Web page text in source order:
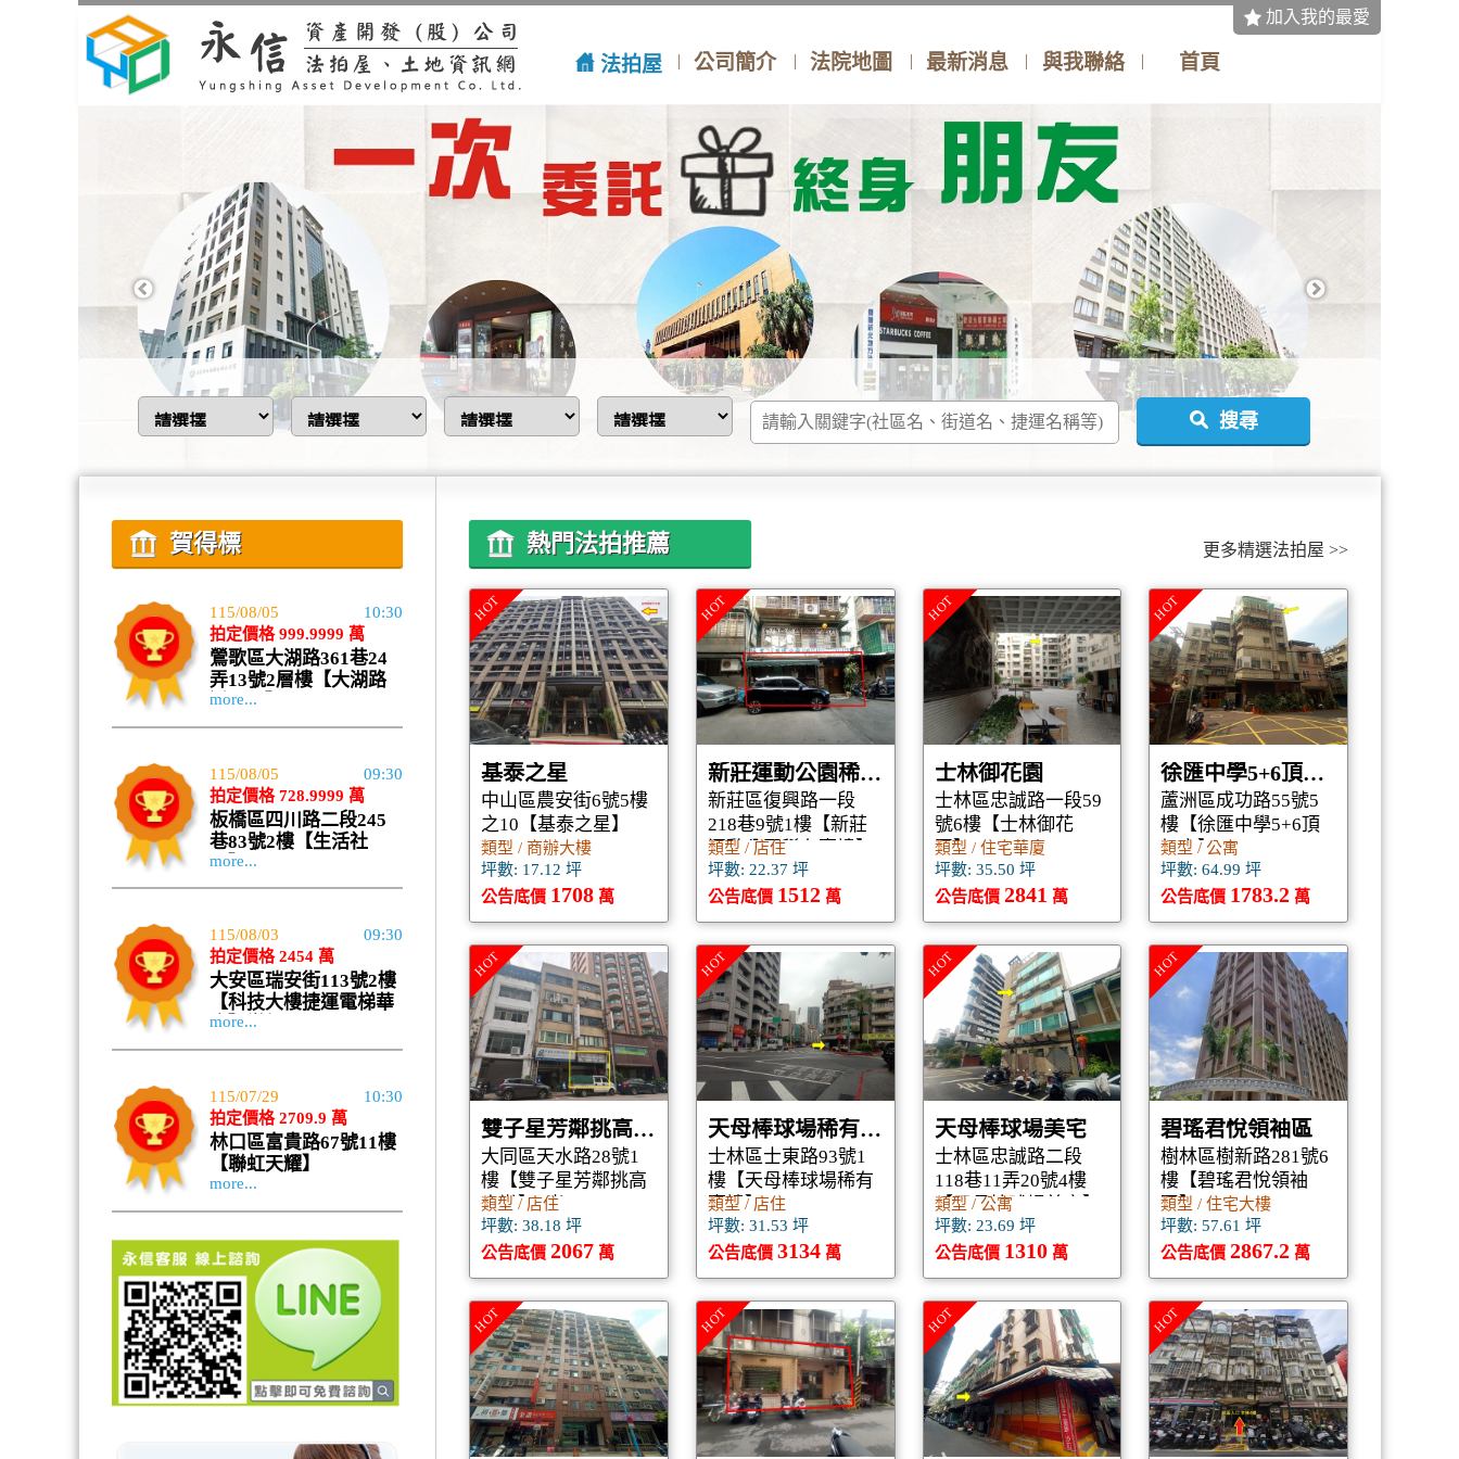
加入我的最愛
法拍屋 公司簡介 法院地圖 最新消息 與我聯絡 首頁
搜尋
賀得標
115/08/05
10:30
拍定價格 999.9999 萬
鶯歌區大湖路361巷24
弄13號2層樓【大湖路
透天厝】
more...
115/08/05
09:30
拍定價格 728.9999 萬
板橋區四川路二段245
巷83號2樓【生活社
區】
more...
115/08/03
09:30
拍定價格 2454 萬
大安區瑞安街113號2樓
【科技大樓捷運電梯華
廈】變價
more...
115/07/29
10:30
拍定價格 2709.9 萬
林口區富貴路67號11樓
【聯虹天耀】
more...
熱門法拍推薦 更多精選法拍屋 >>
HOT
基泰之星
中山區農安街6號5樓
之10【基泰之星】
類型 / 商辦大樓
坪數: 17.12 坪
公告底價 1708 萬
HOT
新莊運動公園稀有壹樓
新莊區復興路一段
218巷9號1樓【新莊
運動公園稀有壹樓】
類型 / 店住
坪數: 22.37 坪
公告底價 1512萬
HOT
士林御花園
士林區忠誠路一段59
號6樓【士林御花
園】
類型 / 住宅華廈
坪數: 35.50 坪
公告底價 2841 萬
HOT
徐匯中學5+6頂加宅
蘆洲區成功路55號5
樓【徐匯中學5+6頂
加宅】
類型 / 公寓
坪數: 64.99 坪
公告底價 1783.2 萬
HOT
雙子星芳鄰挑高店辦
大同區天水路28號1
樓【雙子星芳鄰挑高
店辦】4米6
類型 / 店住
坪數: 38.18 坪
公告底價 2067 萬
HOT
天母棒球場稀有壹樓
士林區士東路93號1
樓【天母棒球場稀有
壹樓】
類型 / 店住
坪數: 31.53 坪
公告底價 3134萬
HOT
天母棒球場美宅
士林區忠誠路二段
118巷11弄20號4樓
【天母棒球場美宅】
類型 / 公寓
坪數: 23.69 坪
公告底價 1310萬
HOT
碧瑤君悅領袖區
樹林區樹新路281號6
樓【碧瑤君悅領袖
區】
類型 / 住宅大樓
坪數: 57.61 坪
公告底價2867.2 萬
HOT HOT HOT HOT